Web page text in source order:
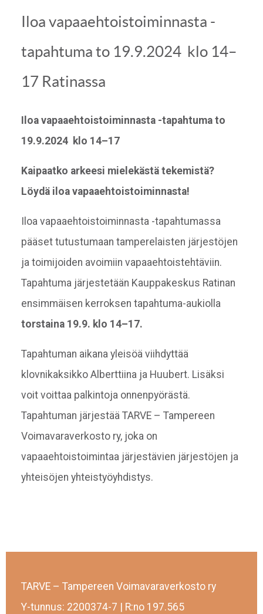
Iloa vapaaehtoistoiminnasta -
tapahtuma to 19.9.2024 klo 14–
17 Ratinassa
Iloa vapaaehtoistoiminnasta -tapahtuma to
19.9.2024 klo 14–17
Kaipaatko arkeesi mielekästä tekemistä?
Löydä iloa vapaaehtoistoiminnasta!
Iloa vapaaehtoistoiminnasta -tapahtumassa
pääset tutustumaan tamperelaisten järjestöjen
ja toimijoiden avoimiin vapaaehtoistehtäviin.
Tapahtuma järjestetään Kauppakeskus Ratinan
ensimmäisen kerroksen tapahtuma-aukiolla
torstaina 19.9. klo 14–17.
Tapahtuman aikana yleisöä viihdyttää
klovnikaksikko Alberttiina ja Huubert. Lisäksi
voit voittaa palkintoja onnenpyörästä.
Tapahtuman järjestää TARVE – Tampereen
Voimavaraverkosto ry, joka on
vapaaehtoistoimintaa järjestävien järjestöjen ja
yhteisöjen yhteistyöyhdistys.
TARVE – Tampereen Voimavaraverkosto ry
Y-tunnus: 2200374-7 | R:no 197.565